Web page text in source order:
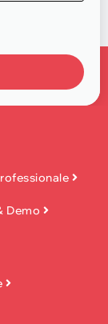
Demo